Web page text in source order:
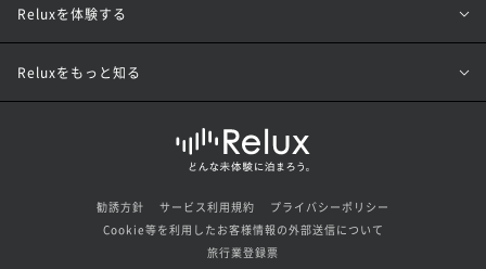
Reluxを体験する
Reluxをもっと知る
勧誘方針 サービス利用規約
プライバシーポリシー
Cookie等を利用したお客様情報の外部送信について
旅行業登録票